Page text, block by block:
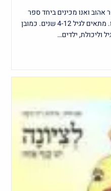
ואנו מכינים ביחד ספר
המלצות על הספרים שהילדים בחרו. מתאים לגיל 4-12 שנים. כמובן
וליכולת, ילדים…